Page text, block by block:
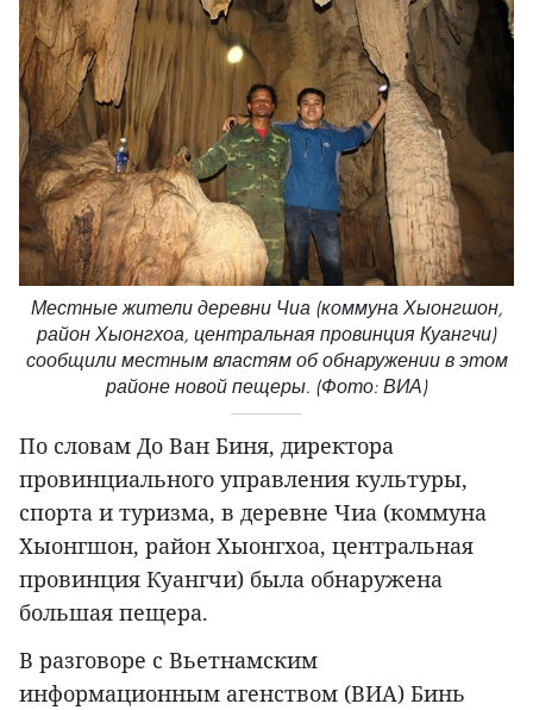
Местные жители деревни Чиа (коммуна Хыонгшон,
район Хыонгхоа, центральная провинция Куангчи)
сообщили местным властям об обнаружении в этом
районе новой пещеры. (Фото: ВИА)
По словам До Ван Биня, директора
провинциального управления культуры,
спорта и туризма, в деревне Чиа (коммуна
Хыонгшон, район Хыонгхоа, центральная
провинция Куангчи) была обнаружена
большая пещера.
В разговоре с Вьетнамским
информационным агенством (ВИА) Бинь